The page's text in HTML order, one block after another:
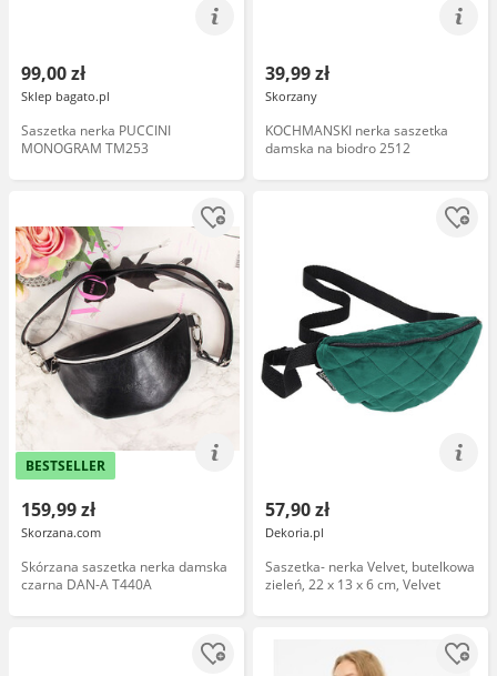
99,00 zł
Sklep bagato.pl
Saszetka nerka PUCCINI
MONOGRAM TM253
39,99 zł
Skorzany
KOCHMANSKI nerka saszetka
damska na biodro 2512
BESTSELLER
159,99 zł
Skorzana.com
Skórzana saszetka nerka damska
czarna DAN-A T440A
57,90 zł
Dekoria.pl
Saszetka- nerka Velvet, butelkowa
zieleń, 22 x 13 x 6 cm, Velvet